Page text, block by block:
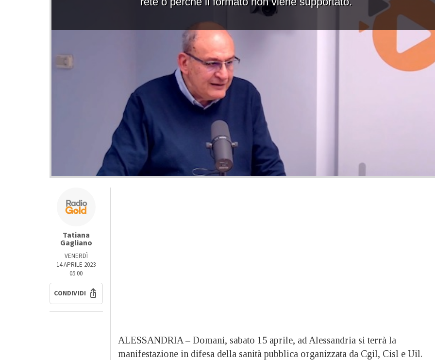
Tatiana
Gagliano
VENERDÌ
14 APRILE 2023
05:00
CONDIVIDI
ALESSANDRIA – Domani, sabato 15 aprile, ad Alessandria si terrà la
manifestazione in difesa della sanità pubblica organizzata da Cgil, Cisl e Uil.